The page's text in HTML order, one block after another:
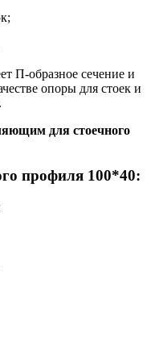
П-образное сечение и
опоры для стоек и
для стоечного
профиля 100*40: